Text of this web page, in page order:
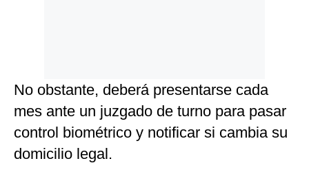
No obstante, deberá presentarse cada
mes ante un juzgado de turno para pasar
control biométrico y notificar si cambia su
domicilio legal.